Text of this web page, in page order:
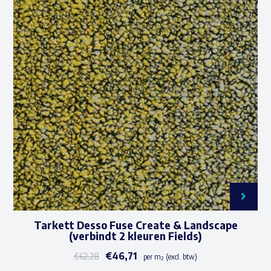
variaties.
Deze
optie
kan
gekozen
worden
op
de
productpagina
Tarkett Desso Fuse Create & Landscape
(verbindt 2 kleuren Fields)
€62,28 €46,71 per m² (excl. btw)